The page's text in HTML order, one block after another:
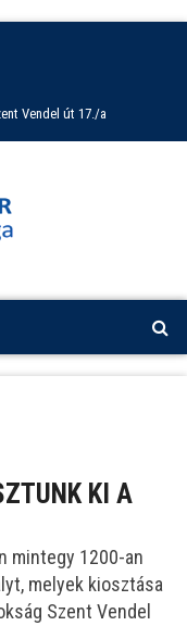
Vendel út 17./a
KI A
mintegy 1200-an
melyek kiosztása
Szent Vendel